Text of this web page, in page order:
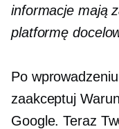
informacje mają
platformę
Po
zaakceptuj
Google. Teraz